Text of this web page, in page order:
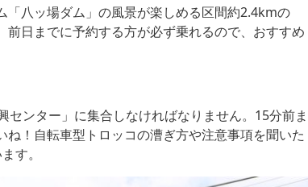
「八ッ場ダム」の風景が楽しめる区間約2.4kmの
前日までに予約する方が必ず乗れるので、おすすめ
ンター」に集合しなければなりません。15分前ま
！自転車型トロッコの漕ぎ方や注意事項を聞いた
す。